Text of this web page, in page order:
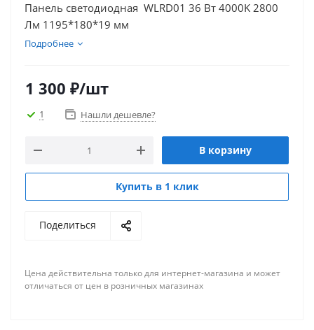
Панель светодиодная WLRD01 36 Вт 4000K 2800
Лм 1195*180*19 мм
Подробнее
1 300 ₽/шт
1 Нашли дешевле?
В корзину
Купить в 1 клик
Поделиться
Цена действительна только для интернет-магазина и может
отличаться от цен в розничных магазинах